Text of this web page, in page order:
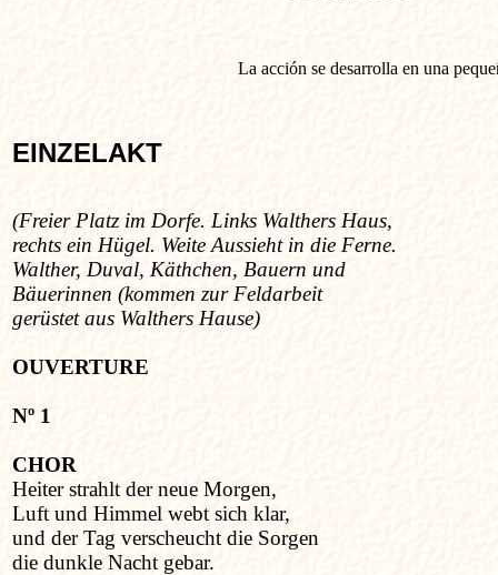
La acción se desarrolla en una
EINZELAKT
(Freier Platz im Dorfe. Links Walthers Haus,
rechts ein Hügel. Weite Aussieht in die Ferne.
Walther, Duval, Käthchen, Bauern und
Bäuerinnen (kommen zur Feldarbeit
gerüstet aus Walthers Hause)
OUVERTURE
Nº 1
CHOR
Heiter strahlt der neue Morgen,
Luft und Himmel webt sich klar,
und der Tag verscheucht die Sorgen
die dunkle Nacht gebar.